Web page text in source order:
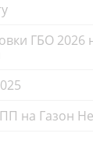
ГБО 2026
на Газон